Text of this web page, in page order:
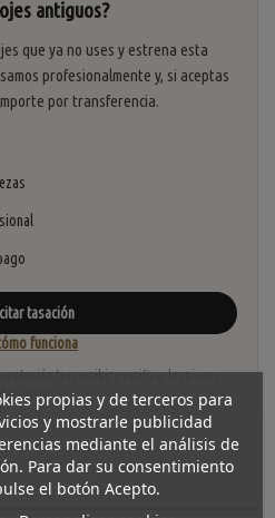
antiguos?
que ya no uses y estrena esta
profesionalmente y, si aceptas
por transferencia.
tasación
funciona
tras recibir y verificar las piezas.
carrito.propias y de terceros para
y mostrarle publicidad
mediante el análisis de
Para dar su consentimiento
el botón Acepto.